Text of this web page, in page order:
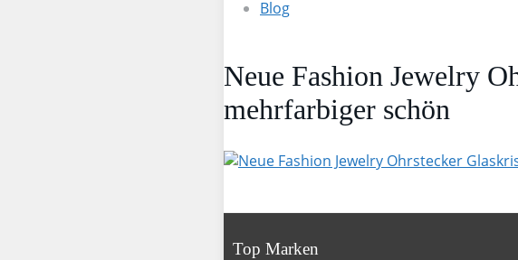
Blog
Neue Fashion Jewelry
mehrfarbiger schön
Top Marken